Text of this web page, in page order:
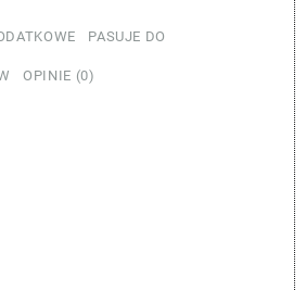
PASUJE DO
OPINIE (0)